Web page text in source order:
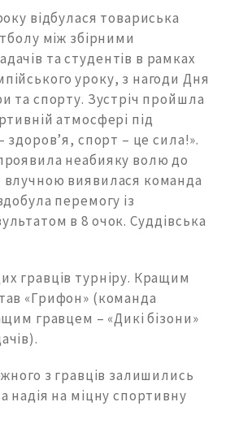
відбулася товариська
між збірними
та студентів в рамках
уроку, з нагоди Дня
та спорту. Зустріч пройшла
атмосфері під
здоров’я, спорт – це сила!».
неабияку волю до
виявилася команда
перемогу із
в 8 очок. Суддівська
гравців турніру. Кращим
«Грифон» (команда
гравцем – «Дикі бізони»
з гравців залишились
надія на міцну спортивну